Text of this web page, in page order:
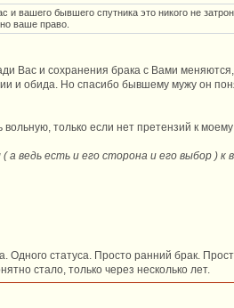
и вашего бывшего спутника это никого не
ваше право.
Вас и сохранения брака с Вами
и обида. Но спасибо бывшему мужу он
только если нет претензий к моему
а ведь есть и его сторона и его выбор )
статуса. Просто ранний брак.
стало, только через несколько лет.